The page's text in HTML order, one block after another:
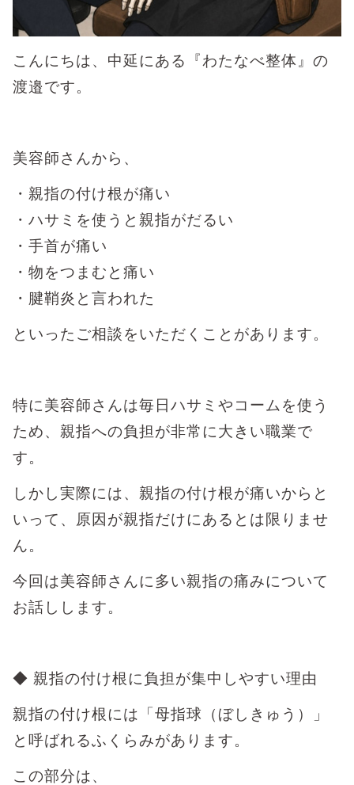
こんにちは、中延にある『わたなべ整体』の
渡邉です。
美容師さんから、
・親指の付け根が痛い
・ハサミを使うと親指がだるい
・手首が痛い
・物をつまむと痛い
・腱鞘炎と言われた
といったご相談をいただくことがあります。
特に美容師さんは毎日ハサミやコームを使う
ため、親指への負担が非常に大きい職業で
す。
しかし実際には、親指の付け根が痛いからと
いって、原因が親指だけにあるとは限りませ
ん。
今回は美容師さんに多い親指の痛みについて
お話しします。
◆ 親指の付け根に負担が集中しやすい理由
親指の付け根には「母指球（ぼしきゅう）」
と呼ばれるふくらみがあります。
この部分は、